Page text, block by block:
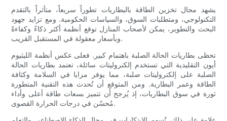
يشهد مجال تخزين الطاقة بالبطاريات تطوراً سريعاً، متأثراً بالتقدم
التكنولوجي، ومتطلبات السوق، والسياسات الحكومية. ومع تزايد جهود
البحث والتطوير، يمكن لأصحاب المنازل توقع أنظمة أكثر ذكاءً وكفاءةً
وبأسعار معقولة في المستقبل القريب.
تحظى بطاريات الحالة الصلبة باهتمام كبير. فعلى عكس أنظمة الليثيوم
أيون التقليدية التي تستخدم إلكتروليتات سائلة، تعتمد بطاريات الحالة
الصلبة على إلكتروليتات صلبة، مما يوفر مزايا في السلامة وكثافة
الطاقة وعمر البطارية. ومن المتوقع أن تُحدث هذه التقنية المتطورة
ثورة في سوق البطاريات، إذ يُرجح أن تتميز بسعات طاقة أعلى وأداء
مُحسّن في درجات الحرارة القصوى.